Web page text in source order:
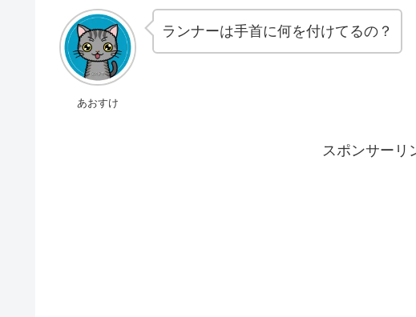
あおすけ
ランナーは手首に何を付けてるの？
スポンサーリ